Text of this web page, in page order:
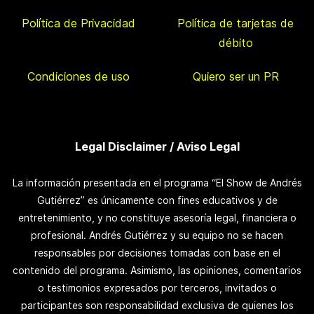
Política de Privacidad
Política de tarjetas de
débito
Condiciones de uso Quiero ser un PR
Legal Disclaimer / Aviso Legal
La información presentada en el programa “El Show de Andrés
Gutiérrez” es únicamente con fines educativos y de
entretenimiento, y no constituye asesoría legal, financiera o
profesional. Andrés Gutiérrez y su equipo no se hacen
responsables por decisiones tomadas con base en el
contenido del programa. Asimismo, las opiniones, comentarios
o testimonios expresados por terceros, invitados o
participantes son responsabilidad exclusiva de quienes los